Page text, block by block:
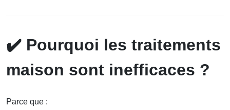
✔️ Pourquoi les traitements
maison sont inefficaces ?
Parce que :